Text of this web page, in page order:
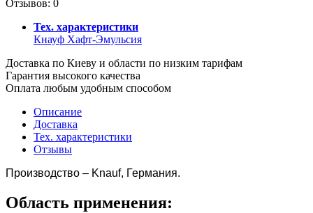
Отзывов: 0
Тех. характеристики
Кнауф Хафт-Эмульсия
Доставка по Киеву и области по низким тарифам
Гарантия высокого качества
Оплата любым удобным способом
Описание
Доставка
Тех. характеристики
Отзывы
Производство – Knauf, Германия.
Область применения: